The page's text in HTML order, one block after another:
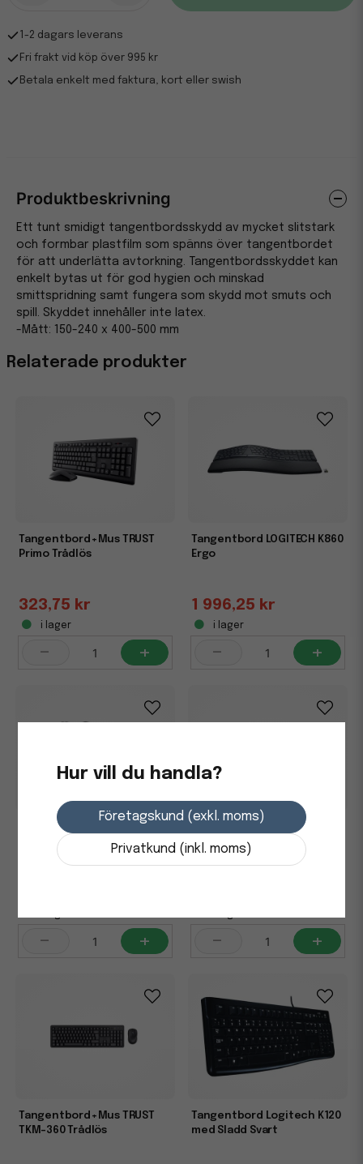
1-2 dagars leverans
Fri frakt vid köp över 995 kr
Betala enkelt med faktura, kort eller swish
Relaterade produkter
Tangentbord+Mus TRUST
Primo Trådlös
323,75 kr
i lager
- +
Tangentbord LOGITECH K860
Ergo
1 996,25 kr
i lager
- +
Tangentbord CONTOUR
Balance Kabel PN
- +
Tangentbord CLEANERGO
Medical Trådlös
- +
Tangentbord+Mus TRUST
TKM-360 Trådlös
Tangentbord Logitech K120
med Sladd Svart
Produktbeskrivning
Ett tunt smidigt tangentbordsskydd av mycket slitstark
och formbar plastfilm som spänns över tangentbordet
för att underlätta avtorkning. Tangentbordsskyddet kan
enkelt bytas ut för god hygien och minskad
smittspridning samt fungera som skydd mot smuts och
spill. Skyddet innehåller inte latex.
-Mått: 150-240 x 400-500 mm
Hur vill du handla?
Företagskund (exkl. moms)
Privatkund (inkl. moms)